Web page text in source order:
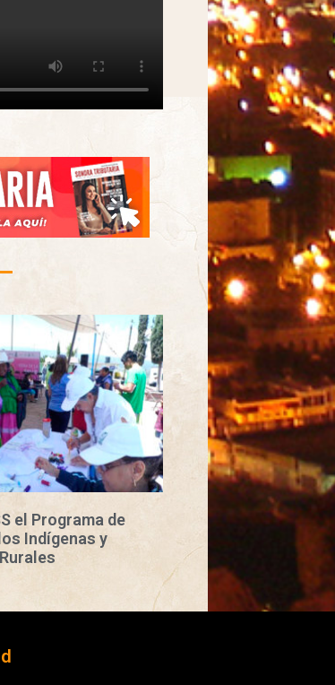
el Programa de
Indígenas y